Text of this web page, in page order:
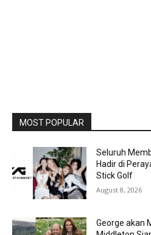
MOST POPULAR
Seluruh
Hadir di
Stick Golf
August 8, 2026
George akan